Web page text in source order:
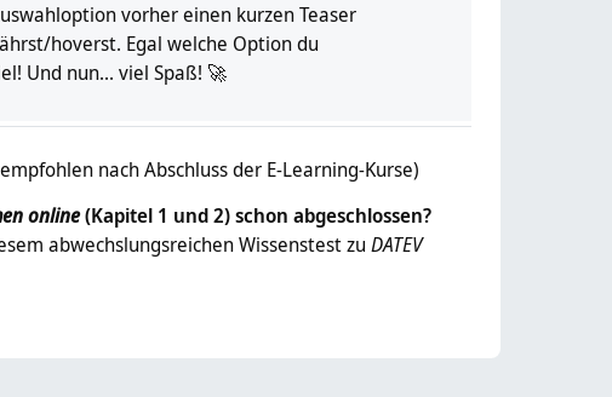
vorher einen kurzen Teaser
hoverst. Egal welche Option du
Und nun... viel Spaß! 🚀
nach Abschluss der E-Learning-Kurse)
online(Kapitel 1 und 2) schon abgeschlossen?
abwechslungsreichen Wissenstest zu DATEV